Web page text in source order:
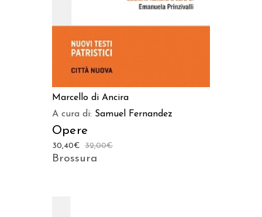
Marcello di Ancira
A cura di: Samuel Fernandez
Opere
32,00€
30,40€
Brossura